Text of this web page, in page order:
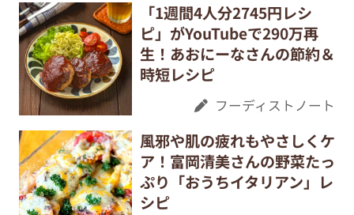
「1週間4人分2745円レシ
ピ」がYouTubeで290万再
生！あおにーなさんの節約＆
時短レシピ
フーディストノート
風邪や肌の疲れもやさしくケ
ア！富岡清美さんの野菜たっ
ぷり「おうちイタリアン」レ
シピ